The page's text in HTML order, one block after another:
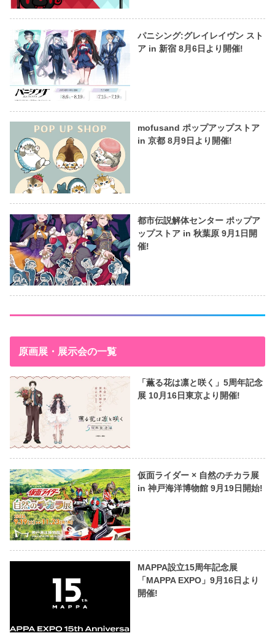
パニシング:グレイレイヴン スト
ア in 新宿 8月6日より開催!
mofusand ポップアップストア
in 京都 8月9日より開催!
都市伝説解体センター ポップア
ップストア in 秋葉原 9月1日開
催!
原画展・展示会の一覧
「薫る花は凛と咲く」5周年記念
展 10月16日東京より開催!
仮面ライダー × 自然のチカラ展
in 神戸海洋博物館 9月19日開始!
MAPPA設立15周年記念展
「MAPPA EXPO」9月16日より
開催!